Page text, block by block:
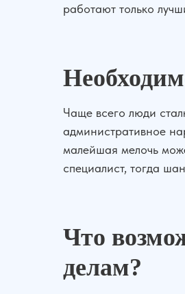
работают только
Чаще всего люди
административное
малейшая мелочь
специалист, тогда
Что
делам?